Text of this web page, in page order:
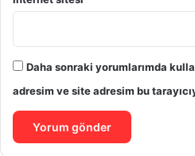
Daha sonraki yorumlarımda
adresim ve site adresim bu